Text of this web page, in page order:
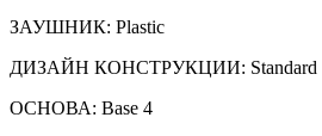
ЗАУШНИК: Plastic
ДИЗАЙН КОНСТРУКЦИИ: Standard
ОСНОВА: Base 4